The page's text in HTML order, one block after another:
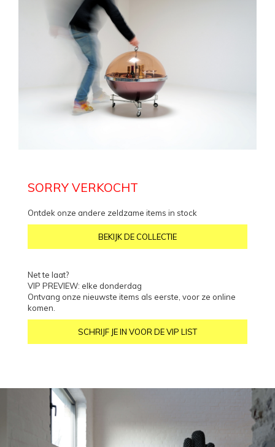
SORRY VERKOCHT
Ontdek onze andere zeldzame items in stock
BEKIJK DE COLLECTIE
Net te laat?
VIP PREVIEW: elke donderdag
Ontvang onze nieuwste items als eerste, voor ze online
komen.
SCHRIJF JE IN VOOR DE VIP LIST